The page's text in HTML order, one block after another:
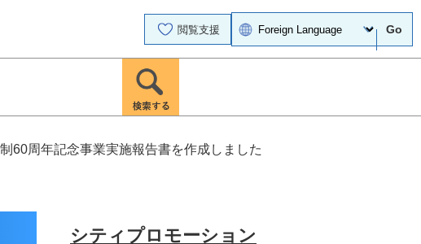
閲覧支援 Go
60周年記念事業実施報告書を作成しました
シティプロモーション